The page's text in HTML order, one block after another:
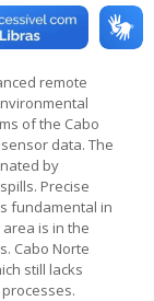
remote
of the Cabo
data. The
by
Precise
fundamental in
is in the
Cabo Norte
still lacks